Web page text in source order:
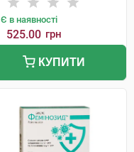
Є в наявності
525.00 грн
КУПИТИ